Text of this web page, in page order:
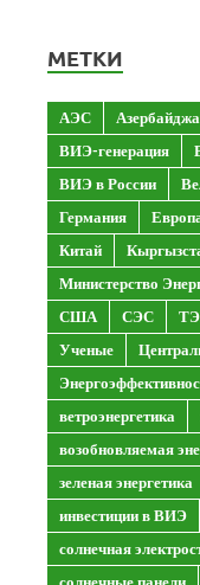
МЕТКИ
АЭС
ВИЭ-генерация
ВИЭ в России
Германия
Китай
Министерство
США
СЭС
Ученые
ветроэнергетика
возобновляемая
зеленая энергетика
инвестиции в ВИЭ
солнечная
солнечные панели